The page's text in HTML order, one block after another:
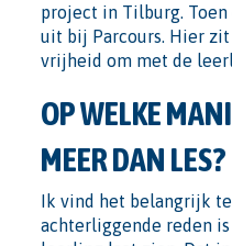
project in Tilburg.
uit bij Parcours. Hier
vrijheid om met de
OP WELKE
MEER DAN LES?
Ik vind het belangrijk
achterliggende reden